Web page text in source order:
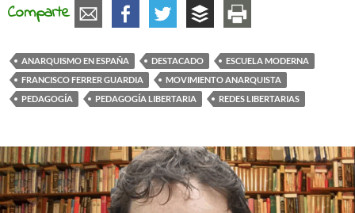
Comparte
ANARQUISMO EN ESPAÑA DESTACADO
ESCUELA MODERNA
FRANCISCO FERRER GUARDIA
MOVIMIENTO ANARQUISTA
PEDAGOGÍA
PEDAGOGÍA LIBERTARIA REDES LIBERTARIAS